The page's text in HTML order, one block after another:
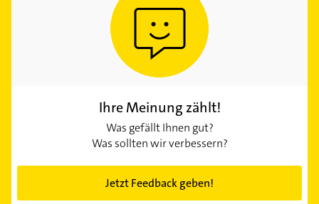
Ihre Meinung zählt!
Was gefällt Ihnen gut?
Was sollten wir verbessern?
Jetzt Feedback geben!